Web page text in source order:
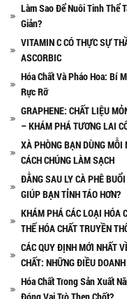
Làm Sao Để Nuôi Tinh Thể
Giản?
VITAMIN C CÓ THỰC SỰ
ASCORBIC
Hóa Chất Và Pháo Hoa: Bí
Rực Rỡ
GRAPHENE: CHẤT LIỆU
– KHÁM PHÁ TƯƠNG LAI
XÀ PHÒNG BẠN DÙNG MỖI
CÁCH CHÚNG LÀM SẠCH
ĐẰNG SAU LY CÀ PHÊ
GIÚP BẠN TỈNH TÁO HƠN?
KHÁM PHÁ CÁC LOẠI HÓA
THẾ HÓA CHẤT TRUYỀN
CÁC QUY ĐỊNH MỚI NHẤT
CHẤT: NHỮNG ĐIỀU
Hóa Chất Trong Sản Xuất